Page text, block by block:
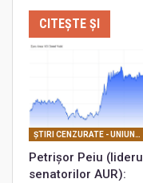
CITEȘTE ȘI
ŞTIRI CENZURATE - UNIUNEA EUROPEANĂ
Petrișor Peiu (liderul
senatorilor AUR):